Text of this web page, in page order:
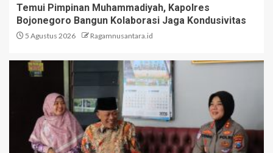
Temui Pimpinan Muhammadiyah, Kapolres
Bojonegoro Bangun Kolaborasi Jaga Kondusivitas
5 Agustus 2026 Ragamnusantara.id